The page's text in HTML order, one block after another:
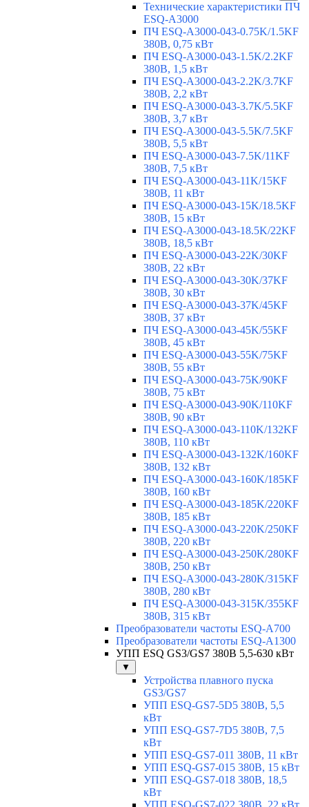
Технические характеристики ПЧ
ESQ-A3000
ПЧ ESQ-A3000-043-0.75K/1.5KF
380В, 0,75 кВт
ПЧ ESQ-A3000-043-1.5K/2.2KF
380В, 1,5 кВт
ПЧ ESQ-A3000-043-2.2K/3.7KF
380В, 2,2 кВт
ПЧ ESQ-A3000-043-3.7K/5.5KF
380В, 3,7 кВт
ПЧ ESQ-A3000-043-5.5K/7.5KF
380В, 5,5 кВт
ПЧ ESQ-A3000-043-7.5K/11KF
380В, 7,5 кВт
ПЧ ESQ-A3000-043-11K/15KF
380В, 11 кВт
ПЧ ESQ-A3000-043-15K/18.5KF
380В, 15 кВт
ПЧ ESQ-A3000-043-18.5K/22KF
380В, 18,5 кВт
ПЧ ESQ-A3000-043-22K/30KF
380В, 22 кВт
ПЧ ESQ-A3000-043-30K/37KF
380В, 30 кВт
ПЧ ESQ-A3000-043-37K/45KF
380В, 37 кВт
ПЧ ESQ-A3000-043-45K/55KF
380В, 45 кВт
ПЧ ESQ-A3000-043-55K/75KF
380В, 55 кВт
ПЧ ESQ-A3000-043-75K/90KF
380В, 75 кВт
ПЧ ESQ-A3000-043-90K/110KF
380В, 90 кВт
ПЧ ESQ-A3000-043-110K/132KF
380В, 110 кВт
ПЧ ESQ-A3000-043-132K/160KF
380В, 132 кВт
ПЧ ESQ-A3000-043-160K/185KF
380В, 160 кВт
ПЧ ESQ-A3000-043-185K/220KF
380В, 185 кВт
ПЧ ESQ-A3000-043-220K/250KF
380В, 220 кВт
ПЧ ESQ-A3000-043-250K/280KF
380В, 250 кВт
ПЧ ESQ-A3000-043-280K/315KF
380В, 280 кВт
ПЧ ESQ-A3000-043-315K/355KF
380В, 315 кВт
Преобразователи частоты ESQ-A700
Преобразователи частоты ESQ-A1300
УПП ESQ GS3/GS7 380В 5,5-630 кВт
▼
Устройства плавного пуска
GS3/GS7
УПП ESQ-GS7-5D5 380В, 5,5
кВт
УПП ESQ-GS7-7D5 380В, 7,5
кВт
УПП ESQ-GS7-011 380В, 11 кВт
УПП ESQ-GS7-015 380В, 15 кВт
УПП ESQ-GS7-018 380В, 18,5
кВт